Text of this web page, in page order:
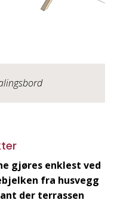
gjøres enklest ved
fra husvegg
der terrassen